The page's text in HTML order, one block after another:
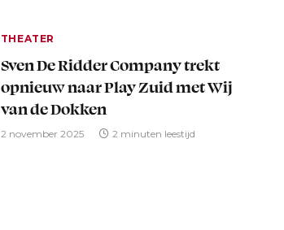
THEATER
Sven De Ridder Company trekt
opnieuw naar Play Zuid met Wij
van de Dokken
2 november 2025 2 minuten leestijd